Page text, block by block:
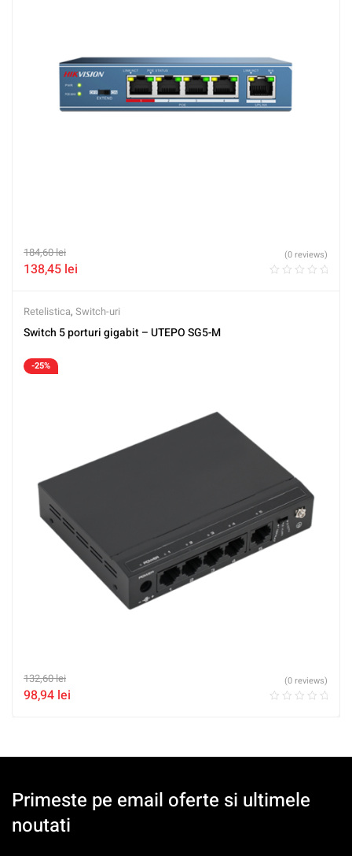
184,60lei
138,45 lei
(0 reviews)
Retelistica, Switch-uri
Switch 5 porturi gigabit – UTEPO SG5-M
-25%
132,60lei
98,94 lei
(0 reviews)
Primeste pe email oferte si ultimele
noutati